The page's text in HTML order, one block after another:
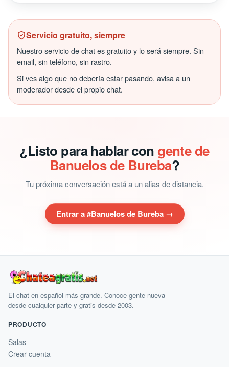
Servicio gratuito, siempre
Nuestro servicio de chat es gratuito y lo será siempre. Sin
email, sin teléfono, sin rastro.
Si ves algo que no debería estar pasando, avisa a un
moderador desde el propio chat.
¿Listo para hablar con gente de
Banuelos de Bureba?
Tu próxima conversación está a un alias de distancia.
Entrar a #Banuelos de Bureba →
El chat en español más grande. Conoce gente nueva
desde cualquier parte y gratis desde 2003.
PRODUCTO
Salas
Crear cuenta